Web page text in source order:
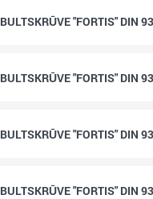
BULTSKRŪVE "FORTIS" DIN
BULTSKRŪVE "FORTIS" DIN
BULTSKRŪVE "FORTIS" DIN
BULTSKRŪVE "FORTIS" DIN